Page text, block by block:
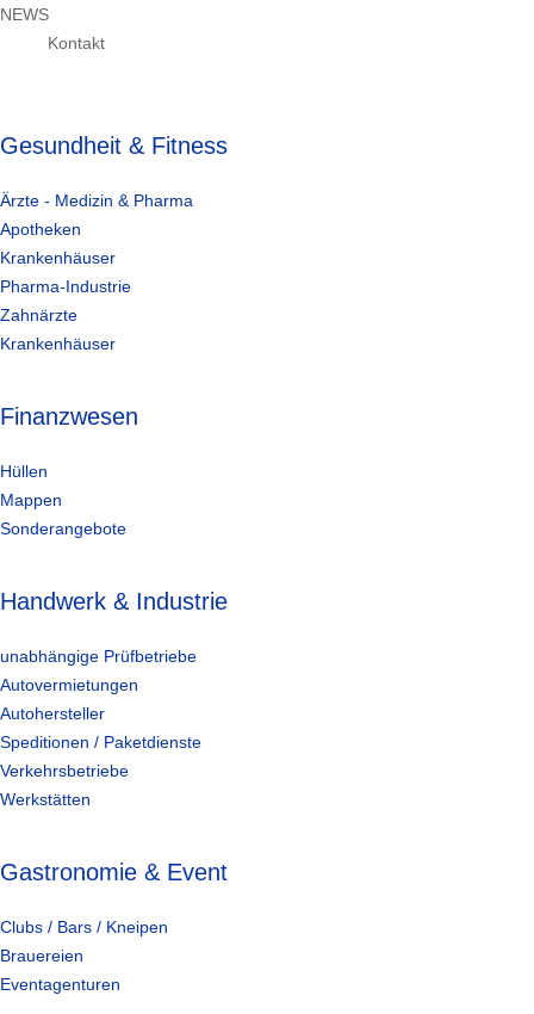
NEWS
Kontakt
Gesundheit & Fitness
Ärzte - Medizin & Pharma
Apotheken
Krankenhäuser
Pharma-Industrie
Zahnärzte
Krankenhäuser
Finanzwesen
Hüllen
Mappen
Sonderangebote
Handwerk & Industrie
unabhängige Prüfbetriebe
Autovermietungen
Autohersteller
Speditionen / Paketdienste
Verkehrsbetriebe
Werkstätten
Gastronomie & Event
Clubs / Bars / Kneipen
Brauereien
Eventagenturen